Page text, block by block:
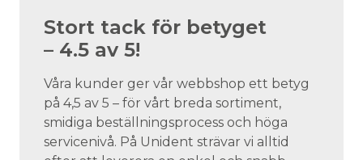
Stort tack för betyget
– 4.5 av 5!
Våra kunder ger vår webbshop ett betyg
på 4,5 av 5 – för vårt breda sortiment,
smidiga beställningsprocess och höga
servicenivå. På Unident strävar vi alltid